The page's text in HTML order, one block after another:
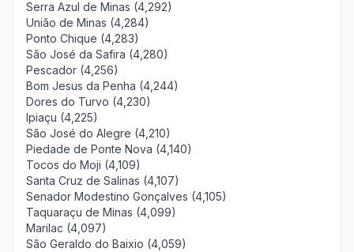
Serra Azul de Minas (4,292)
União de Minas (4,284)
Ponto Chique (4,283)
São José da Safira (4,280)
Pescador (4,256)
Bom Jesus da Penha (4,244)
Dores do Turvo (4,230)
Ipiaçu (4,225)
São José do Alegre (4,210)
Piedade de Ponte Nova (4,140)
Tocos do Moji (4,109)
Santa Cruz de Salinas (4,107)
Senador Modestino Gonçalves (4,105)
Taquaraçu de Minas (4,099)
Marilac (4,097)
São Geraldo do Baixio (4,059)